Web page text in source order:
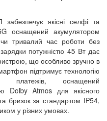
якісні селфі та
оснащений акумулятором
тривалий час роботи без
потужністю 45 Вт дає
що особливо зручно в
підтримує технологію
платежів, оснащений
Dolby Atmos для якісного
бризок за стандартом IP54,
у різних умовах.